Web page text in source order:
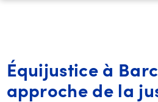
Équijustice à
approche de la